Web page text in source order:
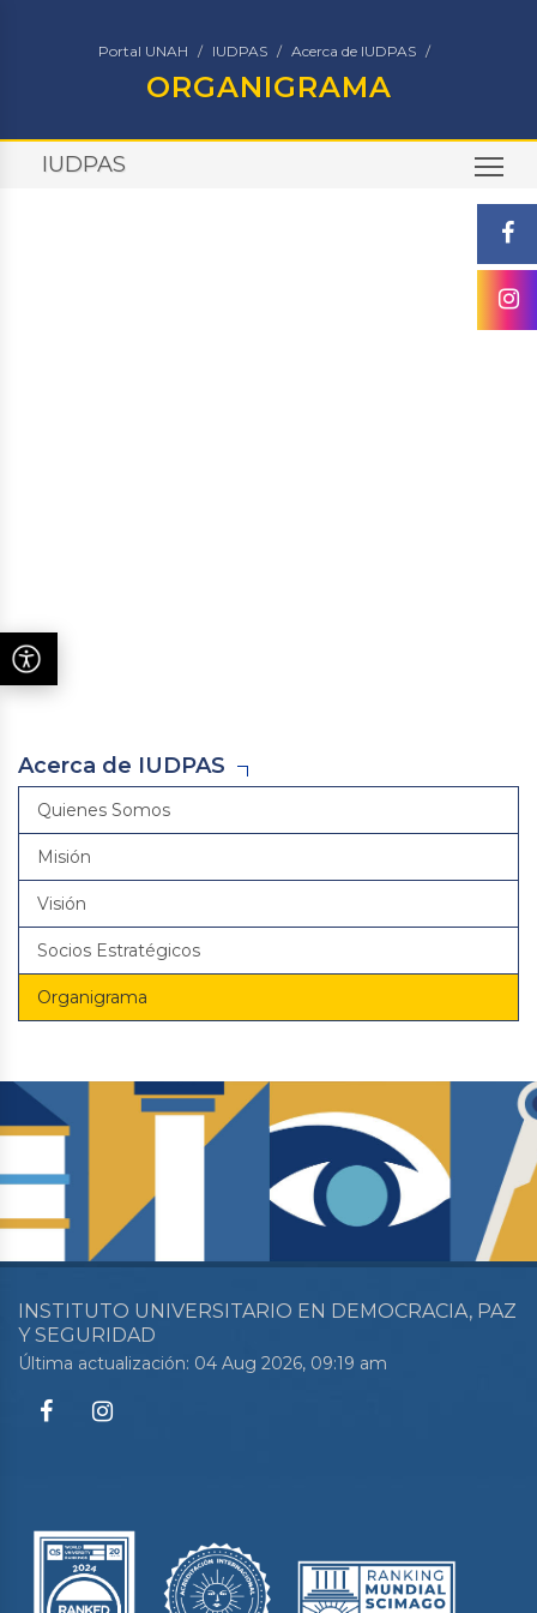
Portal UNAH IUDPAS Acerca de IUDPAS
ORGANIGRAMA
IUDPAS
Acerca de IUDPAS
Quienes Somos
Misión
Visión
Socios Estratégicos
Organigrama
INSTITUTO UNIVERSITARIO EN DEMOCRACIA, PAZ
Y SEGURIDAD
Última actualización: 04 Aug 2026, 09:19 am